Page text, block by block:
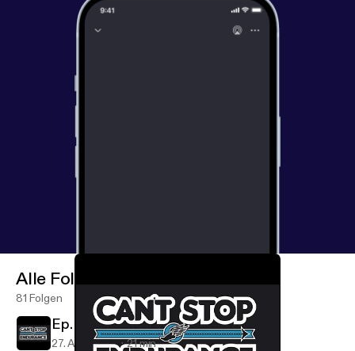
Alle Folgen
81 Folgen
Ep. 80: Back To Run School
27. Aug. 2025 21 min